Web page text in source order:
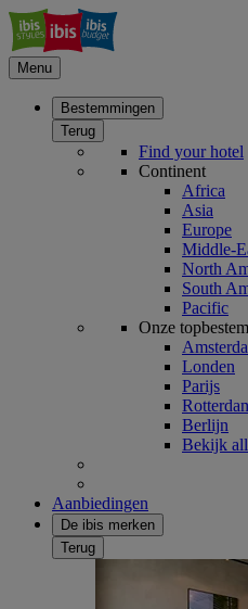
Menu
Bestemmingen
Terug
Find your hotel
Continent
Africa
Asia
Europe
Middle-
North
South
Pacific
Onze
Londen
Parijs
Berlijn
Bekijk
Aanbiedingen
De ibis merken
Terug